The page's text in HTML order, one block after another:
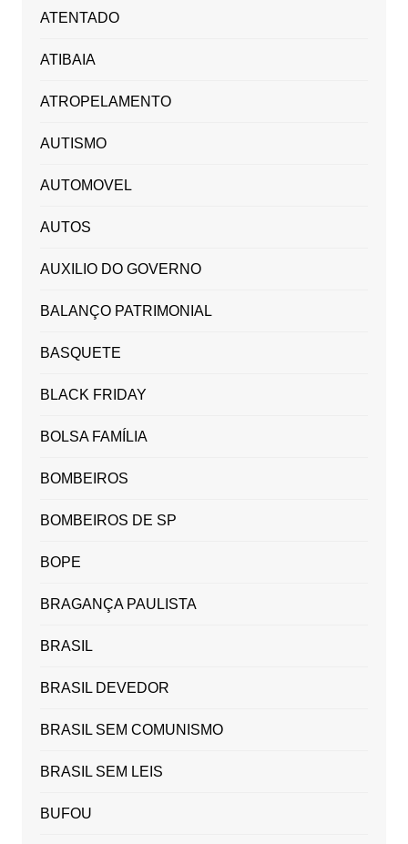
ATENTADO
ATIBAIA
ATROPELAMENTO
AUTISMO
AUTOMOVEL
AUTOS
AUXILIO DO GOVERNO
BALANÇO PATRIMONIAL
BASQUETE
BLACK FRIDAY
BOLSA FAMÍLIA
BOMBEIROS
BOMBEIROS DE SP
BOPE
BRAGANÇA PAULISTA
BRASIL
BRASIL DEVEDOR
BRASIL SEM COMUNISMO
BRASIL SEM LEIS
BUFOU